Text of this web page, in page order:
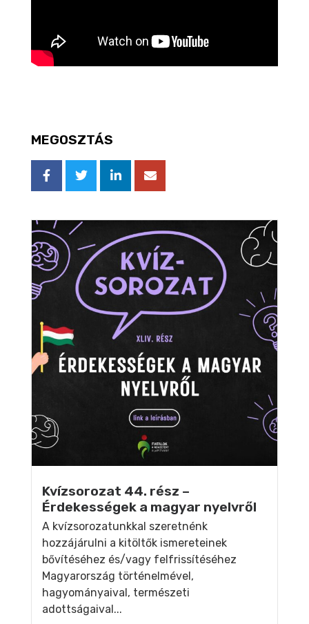
MEGOSZTÁS
Kvízsorozat 44. rész –
Érdekességek a magyar nyelvről
A kvízsorozatunkkal szeretnénk
hozzájárulni a kitöltők ismereteinek
bővítéséhez és/vagy felfrissítéséhez
Magyarország történelmével,
hagyományaival, természeti
adottságaival...